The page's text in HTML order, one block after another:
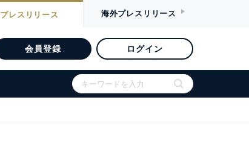
プレスリリース 海外プレスリリース
会員登録 ログイン